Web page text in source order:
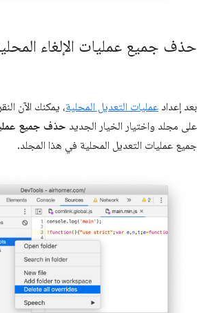
حذف جميع عمليات الإلغاء
بعد إعداد عمليات التعديل المحلية، يمكنك الآن
على مجلد واختيار الخيار الجديد حذف جميع
جميع عمليات التعديل المحلية في هذا المجلد.